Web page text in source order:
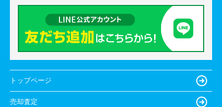
トップページ
売却査定